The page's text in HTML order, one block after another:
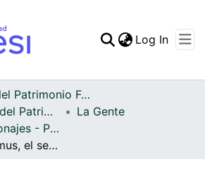
Statistics
Log In
Archivo del Patrimonio Fotográfico y Fílmico del Valle del Cauca
Fondo Archivo del Patrimonio Fotográfico y Fílmico del Valle del Cauca
La Gente
APFFVC - Personajes - Patrimonial
Señorita de Lemus, el señor Mallarino y otros amigos en el Parque de Cayzedo, después de salir de misa